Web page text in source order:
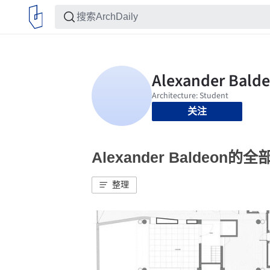
关注
Alexander Baldeon的全
整理